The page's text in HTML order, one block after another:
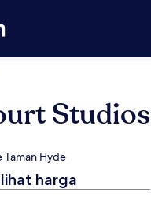
Studios
Taman Hyde
harga